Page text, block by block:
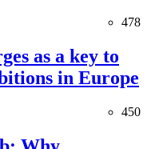
478
as a key to
in Europe
450